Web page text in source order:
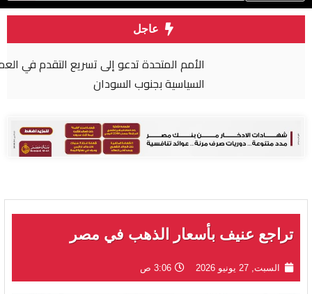
عاجل
الأمم المتحدة تدعو إلى تسريع التقدم في العملية
السياسية بجنوب السودان
تراجع عنيف بأسعار الذهب في مصر
السبت, 27 يونيو 2026 3:06 ص